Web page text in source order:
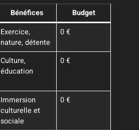
Bénéfices
Budget
Exercice,
nature, détente
0 €
Culture,
éducation
0 €
Immersion
culturelle et
sociale
0 €